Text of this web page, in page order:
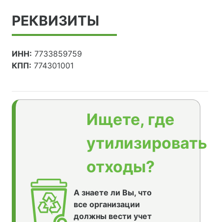
РЕКВИЗИТЫ
ИНН: 7733859759
КПП: 774301001
Ищете, где
утилизировать
отходы?
А знаете ли Вы, что
все организации
должны вести учет